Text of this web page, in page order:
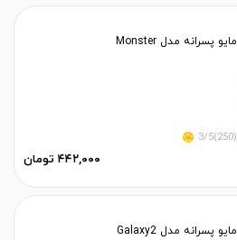
مایو پسرانه مدل Monster
(250)3/5
۴۴۲,۰۰۰ تومان
مایو پسرانه مدل Galaxy2